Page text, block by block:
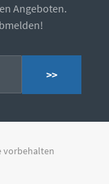
Angeboten.
>>
vorbehalten